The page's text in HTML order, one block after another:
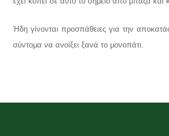
Ήδη γίνονται προσπάθειες για την
σύντομα να ανοίξει ξανά το μονοπάτι.